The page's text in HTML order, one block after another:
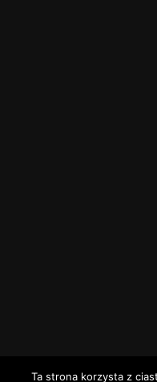
Ta strona korzysta z